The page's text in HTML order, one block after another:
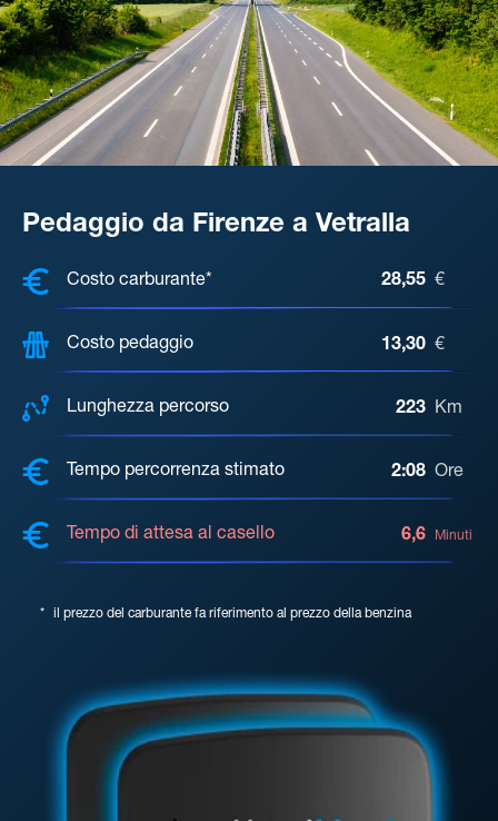
Pedaggio da Firenze a Vetralla
COSTI, DISTANZA, TEMPO DI
Costo carburante* 28,55 €
Costo pedaggio 13,30 €
Lunghezza percorso 223 Km
Tempo percorrenza stimato 2:08 Ore
Tempo di attesa al casello 6,6 Minuti
* il prezzo del carburante fa riferimento al prezzo della benzina